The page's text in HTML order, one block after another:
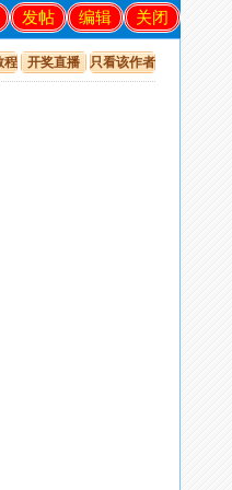
关闭
编辑
发帖
程 开奖直播 只看该作者